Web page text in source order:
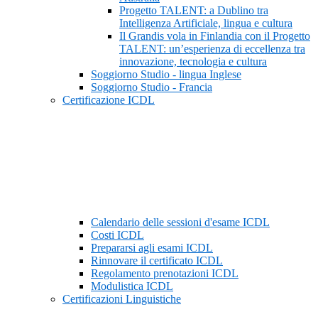
Progetto TALENT: a Dublino tra
Intelligenza Artificiale, lingua e cultura
Il Grandis vola in Finlandia con il Progetto
TALENT: un’esperienza di eccellenza tra
innovazione, tecnologia e cultura
Soggiorno Studio - lingua Inglese
Soggiorno Studio - Francia
Certificazione ICDL
Calendario delle sessioni d'esame ICDL
Costi ICDL
Prepararsi agli esami ICDL
Rinnovare il certificato ICDL
Regolamento prenotazioni ICDL
Modulistica ICDL
Certificazioni Linguistiche